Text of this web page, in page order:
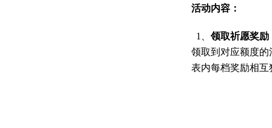
活动内容：
1、 领取祈愿奖励
领取到对应额度
表内每档奖励相